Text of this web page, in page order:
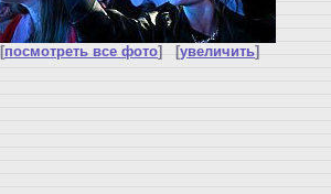
[посмотреть все фото] [увеличить]